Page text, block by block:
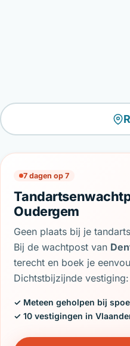
7 dagen op 7
Oudergem
Geen plaats bij je
Bij de wachtpost van
terecht en boek je
Dichtstbijzijnde vestiging:
✓ Meteen geholpen bij
✓ 10 vestigingen in